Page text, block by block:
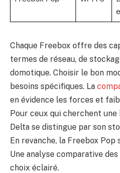
Chaque Freebox offre des
termes de réseau, de
domotique. Choisir le bon
besoins spécifiques. La
en évidence les forces et
Pour ceux qui cherchent une
Delta se distingue par son
En revanche, la Freebox
Une analyse comparative
choix éclairé.